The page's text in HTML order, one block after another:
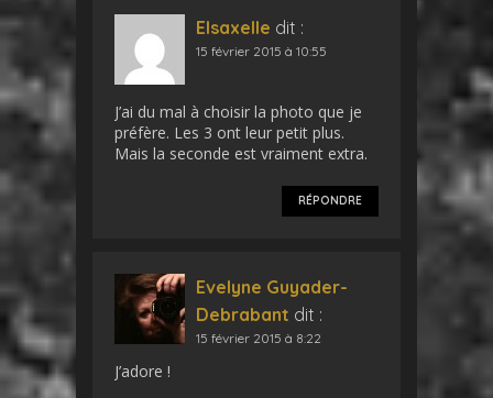
Elsaxelle dit :
15 février 2015 à 10:55
J’ai du mal à choisir la photo que je
préfère. Les 3 ont leur petit plus.
Mais la seconde est vraiment extra.
RÉPONDRE
Evelyne Guyader-
Debrabant dit :
15 février 2015 à 8:22
J’adore !